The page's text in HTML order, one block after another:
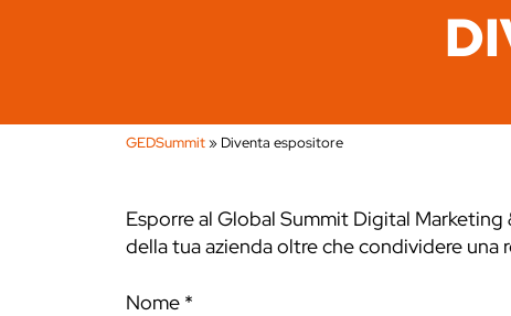
GEDSummit» Diventa espositore
Esporre al Global Summit Digital
della tua azienda oltre che condividere una
Nome *